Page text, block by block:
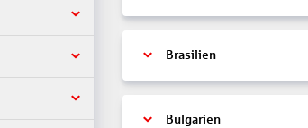
Brasilien
Bulgarien